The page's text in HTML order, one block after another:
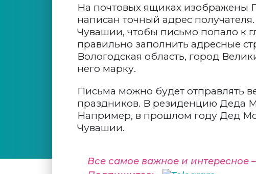
На почтовых ящиках изображены
написан точный адрес
Чувашии, чтобы письмо попало к
правильно заполнить адресные
Вологодская область, город
него марку.
Письма можно будет отправлять
праздников. В резиденцию Деда
Например, в прошлом году Дед
Чувашии.
Все самое важное и интересное